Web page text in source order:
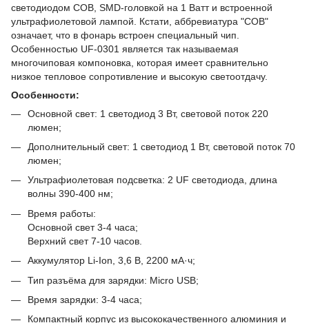
светодиодом COB, SMD-головкой на 1 Ватт и встроенной
ультрафиолетовой лампой. Кстати, аббревиатура "COB"
означает, что в фонарь встроен специальный чип.
Особенностью UF-0301 является так называемая
многочиповая компоновка, которая имеет сравнительно
низкое тепловое сопротивление и высокую светоотдачу.
Особенности:
Основной свет: 1 светодиод 3 Вт, световой поток 220
люмен;
Дополнительный свет: 1 светодиод 1 Вт, световой поток 70
люмен;
Ультрафиолетовая подсветка: 2 UF светодиода, длина
волны 390-400 нм;
Время работы:
Основной свет 3-4 часа;
Верхний свет 7-10 часов.
Аккумулятор Li-Ion, 3,6 В, 2200 мА·ч;
Тип разъёма для зарядки: Micro USB;
Время зарядки: 3-4 часа;
Компактный корпус из высококачественного алюминия и